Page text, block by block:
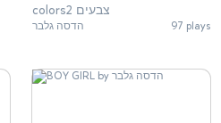
colors2 צבעים
הדסה גלבר 97 plays